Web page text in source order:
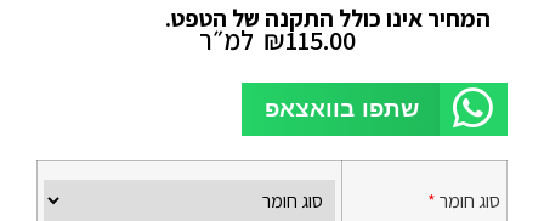
המחיר אינו כולל התקנה של הטפט.
₪115.00 למ״ר
שתפו בוואצאפ
סוג חומר*